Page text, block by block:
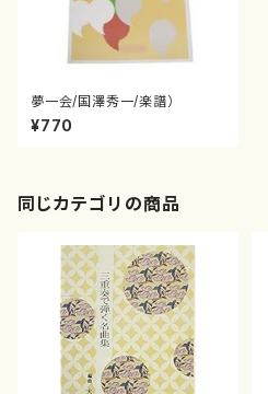
夢一会/国澤秀一/楽譜）
¥770
同じカテゴリの商品